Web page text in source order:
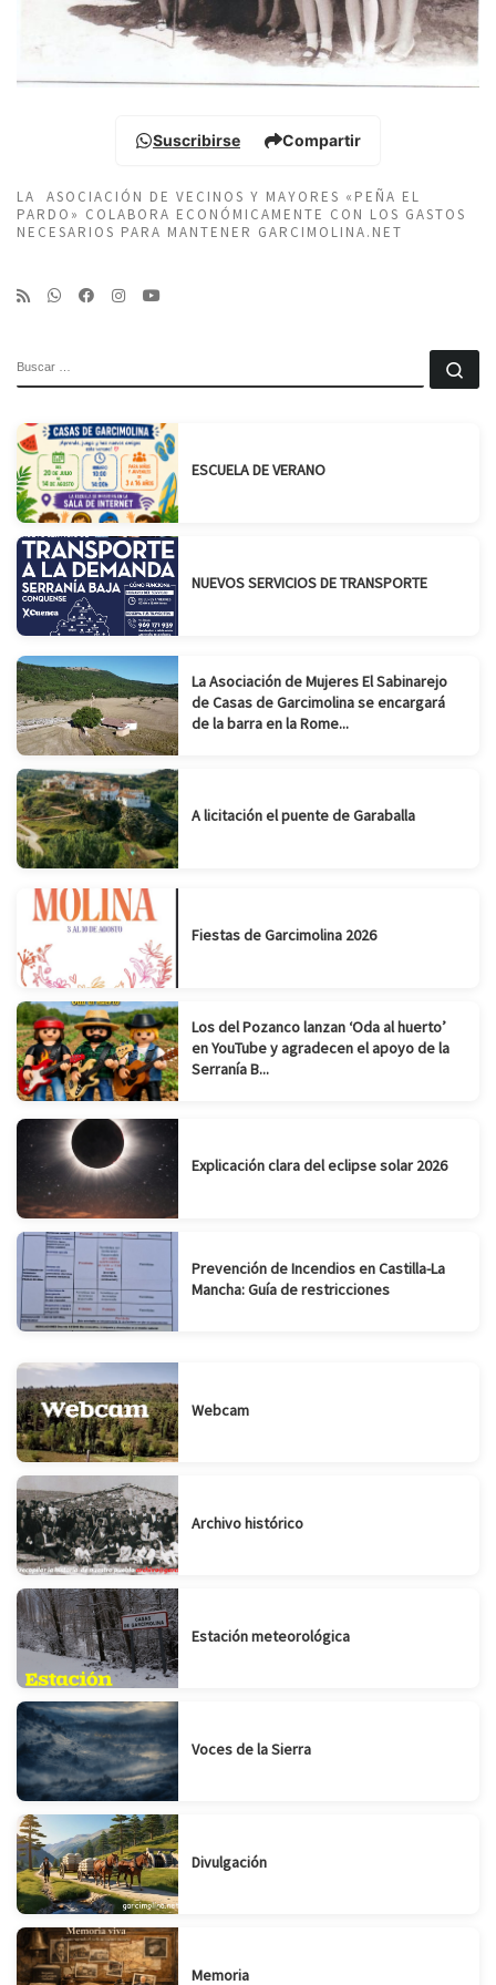
Suscribirse Compartir
LA ASOCIACIÓN DE VECINOS Y MAYORES «PEÑA EL
PARDO» COLABORA ECONÓMICAMENTE CON LOS GASTOS
NECESARIOS PARA MANTENER GARCIMOLINA.NET
ESCUELA DE VERANO
NUEVOS SERVICIOS DE TRANSPORTE
La Asociación de Mujeres El Sabinarejo
de Casas de Garcimolina se encargará
de la barra en la Rome...
A licitación el puente de Garaballa
Fiestas de Garcimolina 2026
Los del Pozanco lanzan ‘Oda al huerto’
en YouTube y agradecen el apoyo de la
Serranía B...
Explicación clara del eclipse solar 2026
Prevención de Incendios en Castilla-La
Mancha: Guía de restricciones
Webcam
Archivo histórico
Estación meteorológica
Voces de la Sierra
Divulgación
Memoria